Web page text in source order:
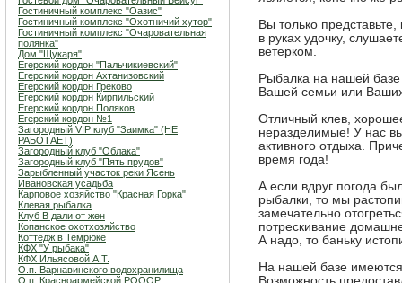
Гостиничный комплекс "Оазис"
Гостиничный комплекс "Охотничий хутор"
Гостиничный комплекс "Очаровательная
полянка"
Дом "Щукаря"
Егерский кордон "Пальчикиевский"
Егерский кордон Ахтанизовский
Егерский кордон Греково
Егерский кордон Кирпильский
Егерский кордон Поляков
Егерский кордон №1
Загородный VIP клуб "Заимка" (НЕ
РАБОТАЕТ)
Загородный клуб "Облака"
Загородный клуб "Пять прудов"
Зарыбленный участок реки Ясень
Ивановская усадьба
Карповое хозяйство "Красная Горка"
Клевая рыбалка
Клуб В дали от жен
Копанское охотхозяйство
Коттедж в Темрюке
КФХ "У рыбака"
КФХ Ильясовой А.Т.
О.п. Варнавинского водохранилища
О.п. Красноармейской РОООР
Вы только
в руках удочку,
ветерком.
Рыбалка на нашей
Вашей семьи или
Отличный клев,
неразделимые! У нас
активного отдыха.
время года!
А если вдруг погода
рыбалки, то мы
замечательно
потрескивание
А надо, то баньку
На нашей базе